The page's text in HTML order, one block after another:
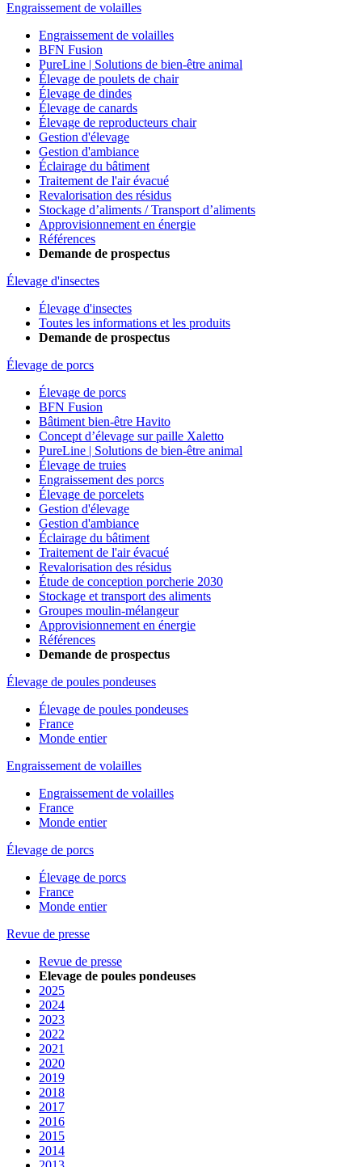
Engraissement de volailles
Engraissement de volailles
BFN Fusion
PureLine | Solutions de bien-être animal
Élevage de poulets de chair
Élevage de dindes
Élevage de canards
Élevage de reproducteurs chair
Gestion d'élevage
Gestion d'ambiance
Éclairage du bâtiment
Traitement de l'air évacué
Revalorisation des résidus
Stockage d’aliments / Transport d’aliments
Approvisionnement en énergie
Références
Demande de prospectus
Élevage d'insectes
Élevage d'insectes
Toutes les informations et les produits
Demande de prospectus
Élevage de porcs
Élevage de porcs
BFN Fusion
Bâtiment bien-être Havito
Concept d’élevage sur paille Xaletto
PureLine | Solutions de bien-être animal
Élevage de truies
Engraissement des porcs
Élevage de porcelets
Gestion d'élevage
Gestion d'ambiance
Éclairage du bâtiment
Traitement de l'air évacué
Revalorisation des résidus
Étude de conception porcherie 2030
Stockage et transport des aliments
Groupes moulin-mélangeur
Approvisionnement en énergie
Références
Demande de prospectus
Élevage de poules pondeuses
Élevage de poules pondeuses
France
Monde entier
Engraissement de volailles
Engraissement de volailles
France
Monde entier
Élevage de porcs
Élevage de porcs
France
Monde entier
Revue de presse
Revue de presse
Elevage de poules pondeuses
2025
2024
2023
2022
2021
2020
2019
2018
2017
2016
2015
2014